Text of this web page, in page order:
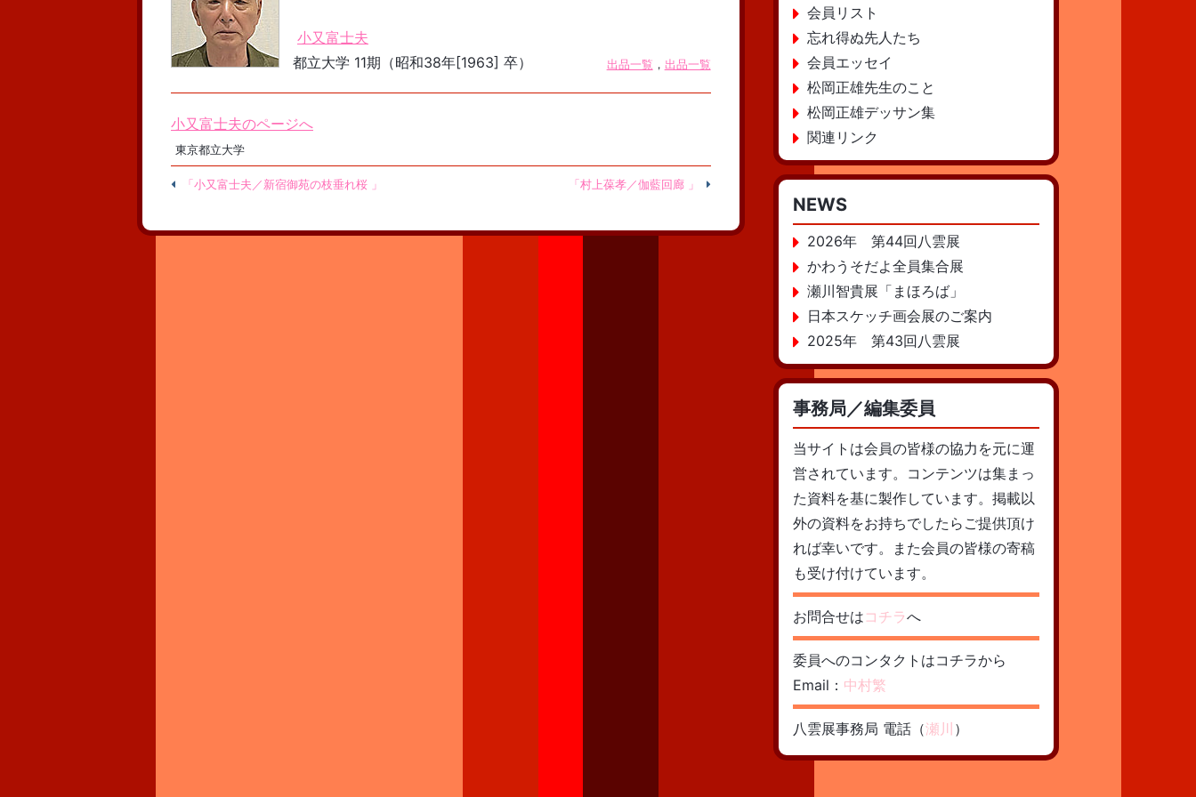
小又富士夫
都立大学 11期（昭和38年[1963] 卒）
出品一覧 ， 出品一覧
小又富士夫のページへ
東京都立大学
「小又富士夫／新宿御苑の枝垂れ桜 」 「村上葆孝／伽藍回廊 」
会員リスト
忘れ得ぬ先人たち
会員エッセイ
松岡正雄先生のこと
松岡正雄デッサン集
関連リンク
NEWS
2026年 第44回八雲展
かわうそだよ全員集合展
瀬川智貴展「まほろば」
日本スケッチ画会展のご案内
2025年 第43回八雲展
事務局／編集委員
当サイトは会員の皆様の協力を元に運
営されています。コンテンツは集まっ
た資料を基に製作しています。掲載以
外の資料をお持ちでしたらご提供頂け
れば幸いです。また会員の皆様の寄稿
も受け付けています。
お問合せはコチラへ
委員へのコンタクトはコチラから
Email： 中村繁
八雲展事務局 電話（瀬川 ）